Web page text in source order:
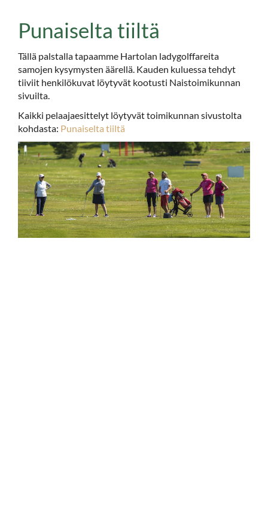
Punaiselta tiiltä
Tällä palstalla tapaamme Hartolan ladygolffareita
samojen kysymysten äärellä. Kauden kuluessa tehdyt
tiiviit henkilökuvat löytyvät kootusti Naistoimikunnan
sivuilta.
Kaikki pelaajaesittelyt löytyvät toimikunnan sivustolta
kohdasta: Punaiselta tiiltä